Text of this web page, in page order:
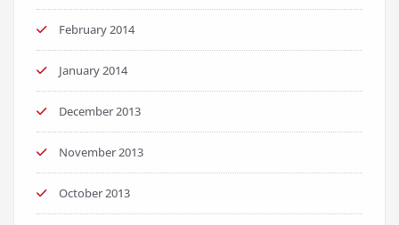
February 2014
January 2014
December 2013
November 2013
October 2013